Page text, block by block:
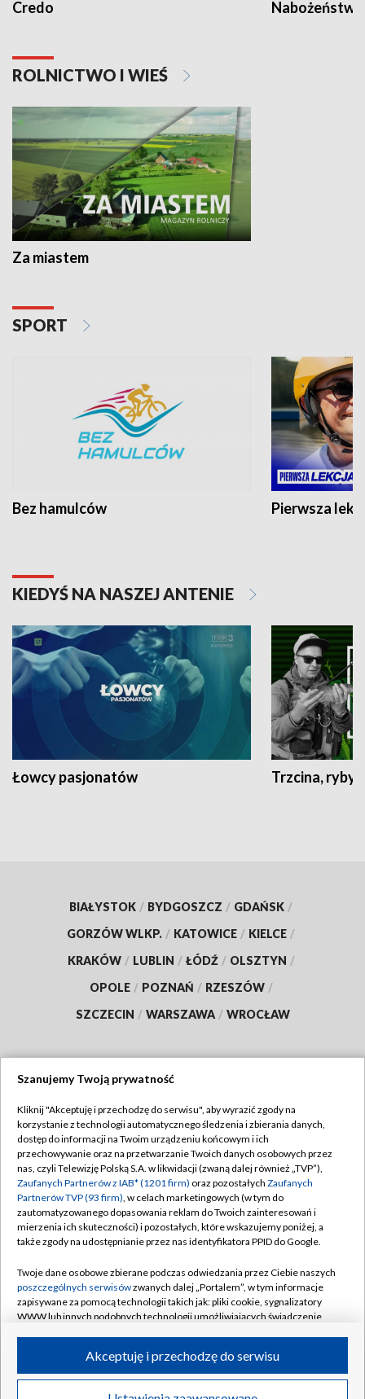
Credo
ROLNICTWO I WIEŚ
Za miastem
SPORT
Bez hamulców Pierwsza
KIEDYŚ NA NASZEJ ANTENIE
Łowcy pasjonatów Trzcina, ryby
BIAŁYSTOK / BYDGOSZCZ / GDAŃSK /
GORZÓW WLKP. / KATOWICE / KIELCE /
KRAKÓW / LUBLIN / ŁÓDŹ / OLSZTYN /
OPOLE / POZNAŃ / RZESZÓW /
SZCZECIN / WARSZAWA / WROCŁAW
TVP
Abonament TVP
Emisja w TVP
Centrum informacji TVP
Naziemna Telewizja Cyfrowa
Rada Programowa
System NOS
Informacje o nadawcy
Program dla prasy
Regulamin TVP
Polityka prywatności
Moje zgody
Pomoc
Kontakt
Kanały
©2026 Telewizja Polska S.A. w likwidacji
Szanujemy Twoją prywatność
Kliknij "Akceptuję i przechodzę do serwisu", aby wyrazić zgody na
korzystanie z technologii automatycznego śledzenia i zbierania danych,
dostęp do informacji na Twoim urządzeniu końcowym i ich
przechowywanie oraz na przetwarzanie Twoich danych osobowych przez
nas, czyli Telewizję Polską S.A. w likwidacji (zwaną dalej również „TVP”),
Zaufanych Partnerów z IAB* (1201 firm) oraz pozostałych Zaufanych
Partnerów TVP (93 firm), w celach marketingowych (w tym do
zautomatyzowanego dopasowania reklam do Twoich zainteresowań i
mierzenia ich skuteczności) i pozostałych, które wskazujemy poniżej, a
także zgody na udostępnianie przez nas identyfikatora PPID do Google.
Twoje dane osobowe zbierane podczas odwiedzania przez Ciebie naszych
poszczególnych serwisówzwanych dalej „Portalem”, w tym informacje
zapisywane za pomocą technologii takich jak: pliki cookie, sygnalizatory
WWW lub innych podobnych technologii umożliwiających świadczenie
ruchu w Internecie.
Twoje dane osobowe zbierane podczas odwiedzania przez Ciebie
Akceptuję i przechodzę do serwisu